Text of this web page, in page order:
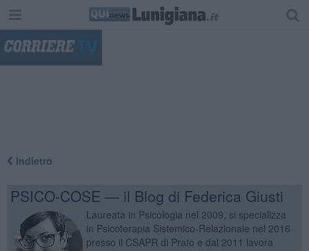
Indietro
PSICO-COSE — il Blog di Federica Giusti
Laureata in Psicologia nel 2009, si specializza
in Psicoterapia Sistemico-Relazionale nel 2016
presso il CSAPR di Prato e dal 2011 lavora